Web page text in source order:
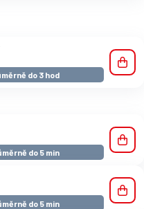
do 3 hod
do 5 min
do 5 min